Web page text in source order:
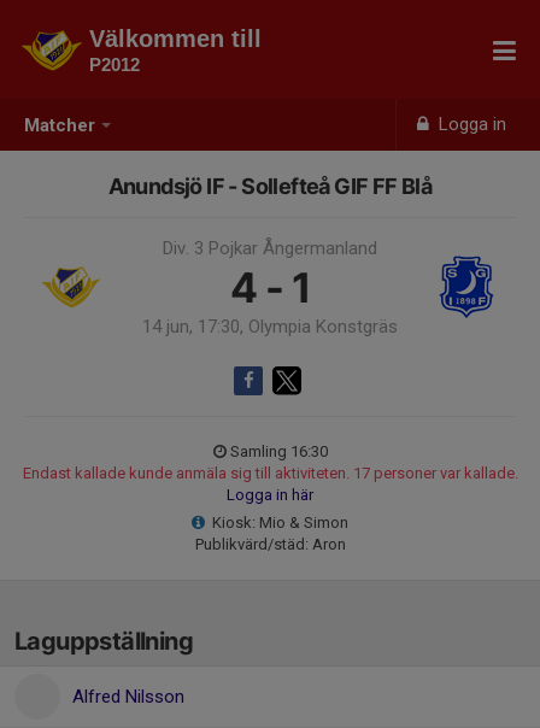
Matcher Logga in
Välkommen till
P2012
Anundsjö IF - Sollefteå GIF FF Blå
Div. 3 Pojkar Ångermanland
4 - 1
14 jun, 17:30, Olympia Konstgräs
Samling 16:30
Endast kallade kunde anmäla sig till aktiviteten. 17 personer var kallade.
Logga in här
Kiosk: Mio & Simon
Publikvärd/städ: Aron
Laguppställning
Alfred Nilsson